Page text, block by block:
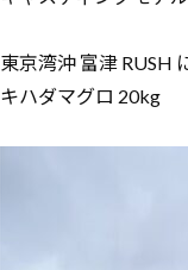
東京湾沖 富津 RUSH
キハダマグロ 20kg